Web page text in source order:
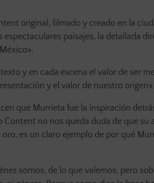
original, filmado y creado en la
paisajes, la detallada
y en cada escena el valor de ser
y el valor de nuestro
que Murrieta fue la inspiración
no nos queda duda de que su
es un claro ejemplo de por qué
somos, de lo que valemos, pero